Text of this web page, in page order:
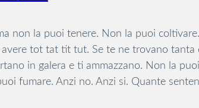
non la puoi tenere. Non la puoi
tot tat tit tut. Se te ne trovano tanta
in galera e ti ammazzano. Non la
fumare. Anzi no. Anzi si. Quante